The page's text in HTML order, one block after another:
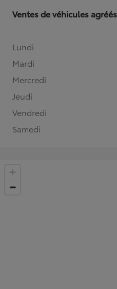
Ventes de véhicules agréés
Lundi
Mardi
Mercredi
Jeudi
Vendredi
Samedi